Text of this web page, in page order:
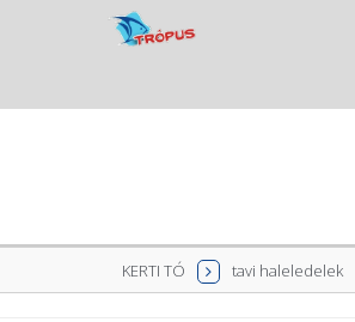
KERTI TÓ tavi haleledelek